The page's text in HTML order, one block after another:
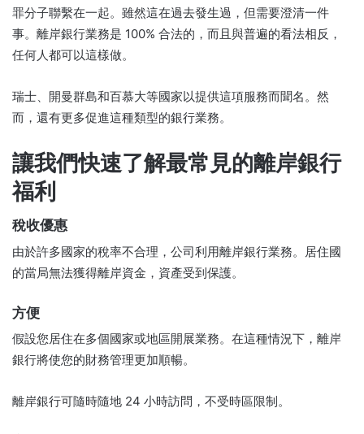
罪分子聯繫在一起。 雖然這在過去發生過，但需要澄清一件
事。 離岸銀行業務是 100% 合法的，而且與普遍的看法相反，
任何人都可以這樣做。
瑞士、開曼群島和百慕大等國家以提供這項服務而聞名。 然
而，還有更多促進這種類型的銀行業務。
讓我們快速了解最常見的離岸銀行
福利
稅收優惠
由於許多國家的稅率不合理，公司利用離岸銀行業務。 居住國
的當局無法獲得離岸資金，資產受到保護。
方便
假設您居住在多個國家或地區開展業務。 在這種情況下，離岸
銀行將使您的財務管理更加順暢。
離岸銀行可隨時隨地 24 小時訪問，不受時區限制。